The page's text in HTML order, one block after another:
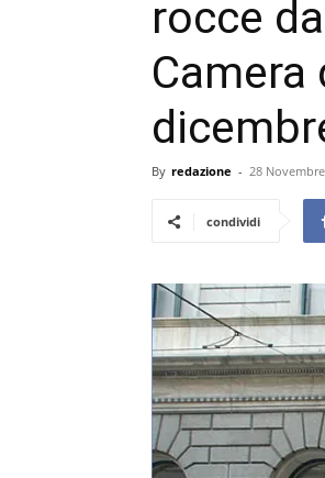
rocce
Camera
By redazione - 28
condividi